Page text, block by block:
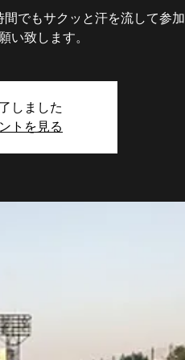
でもサクッと汗を流して参
い致します。
しました
トを見る